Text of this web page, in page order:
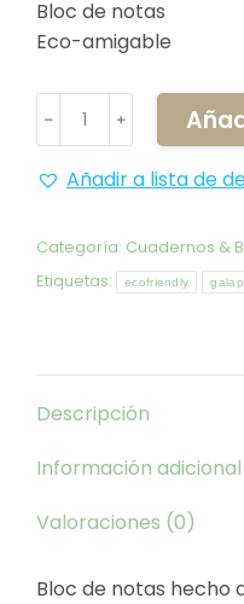
Bloc de notas
Eco-amigable
Block
de
notas
cantidad
﹣ ﹢
Añadir a lista de
Categoría: Cuadernos &
Etiquetas:
ecofriendly
Descripción
Información adicional
Valoraciones (0)
Bloc de notas hecho